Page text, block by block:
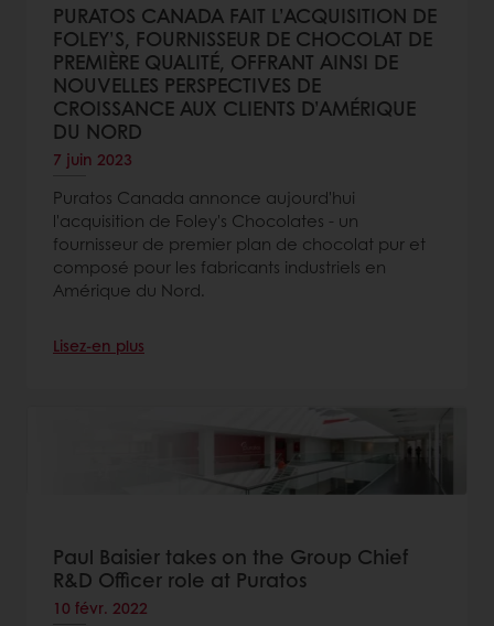
PURATOS CANADA FAIT L’ACQUISITION DE
FOLEY’S, FOURNISSEUR DE CHOCOLAT DE
PREMIÈRE QUALITÉ, OFFRANT AINSI DE
NOUVELLES PERSPECTIVES DE
CROISSANCE AUX CLIENTS D’AMÉRIQUE
DU NORD
7 juin 2023
Puratos Canada annonce aujourd'hui
l'acquisition de Foley's Chocolates - un
fournisseur de premier plan de chocolat pur et
composé pour les fabricants industriels en
Amérique du Nord.
Lisez-en plus
Paul Baisier takes on the Group Chief
R&D Officer role at Puratos
10 févr. 2022